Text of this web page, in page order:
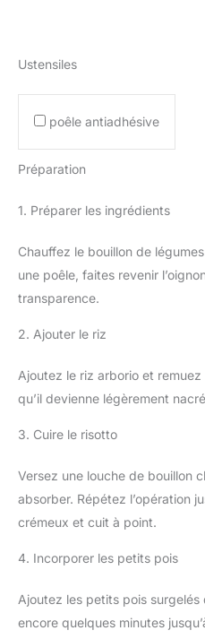
Ustensiles
poêle antiadhésive
Préparation
1. Préparer les ingrédients
Chauffez le bouillon de
une poêle, faites revenir
transparence.
2. Ajouter le riz
Ajoutez le riz arborio et
qu’il devienne légèrement
3. Cuire le risotto
Versez une louche de bouillon
absorber. Répétez l’opération
crémeux et cuit à point.
4. Incorporer les petits pois
Ajoutez les petits pois
encore quelques minutes